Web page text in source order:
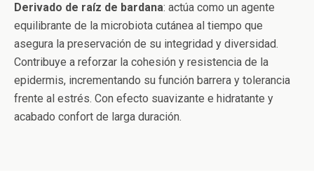
Derivado de raíz de bardana: actúa como un agente
equilibrante de la microbiota cutánea al tiempo que
asegura la preservación de su integridad y diversidad.
Contribuye a reforzar la cohesión y resistencia de la
epidermis, incrementando su función barrera y tolerancia
frente al estrés. Con efecto suavizante e hidratante y
acabado confort de larga duración.